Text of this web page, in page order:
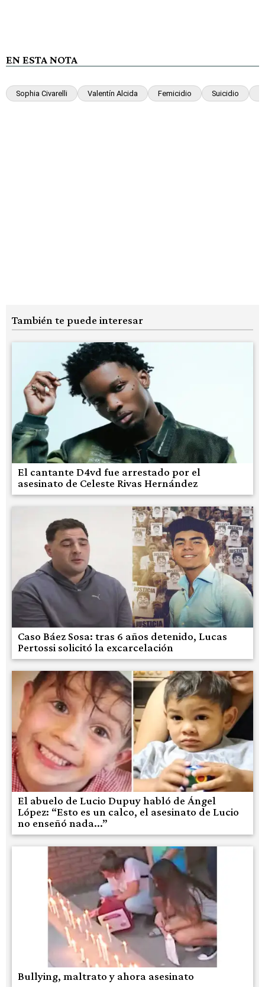
EN ESTA NOTA
Sophia Civarelli Valentín Alcida Femicidio Suicidio
También te puede interesar
El cantante D4vd fue arrestado por el
asesinato de Celeste Rivas Hernández
Caso Báez Sosa: tras 6 años detenido, Lucas
Pertossi solicitó la excarcelación
El abuelo de Lucio Dupuy habló de Ángel
López: “Esto es un calco, el asesinato de Lucio
no enseñó nada...”
Bullying, maltrato y ahora asesinato